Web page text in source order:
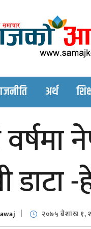
अर्थ
डाटा
२०७५ बैशाख १,